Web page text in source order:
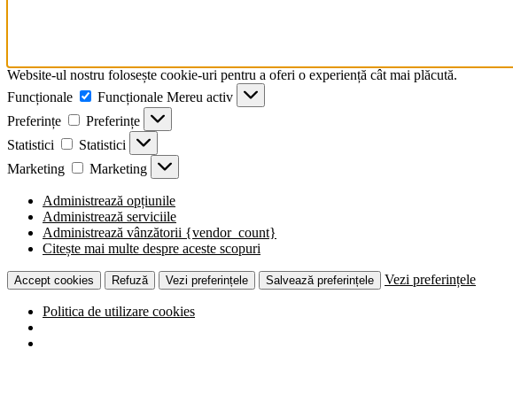
Website-ul nostru folosește cookie-uri pentru a oferi o experiență cât mai plăcută.
Funcționale
Funcționale Mereu activ
Preferințe
Preferințe
Statistici
Statistici
Marketing
Marketing
Administrează opțiunile
Administrează serviciile
Administrează vânzătorii {vendor_count}
Citește mai multe despre aceste scopuri
Accept cookies Refuză Vezi preferințele Salvează preferințele Vezi preferințele
Politica de utilizare cookies